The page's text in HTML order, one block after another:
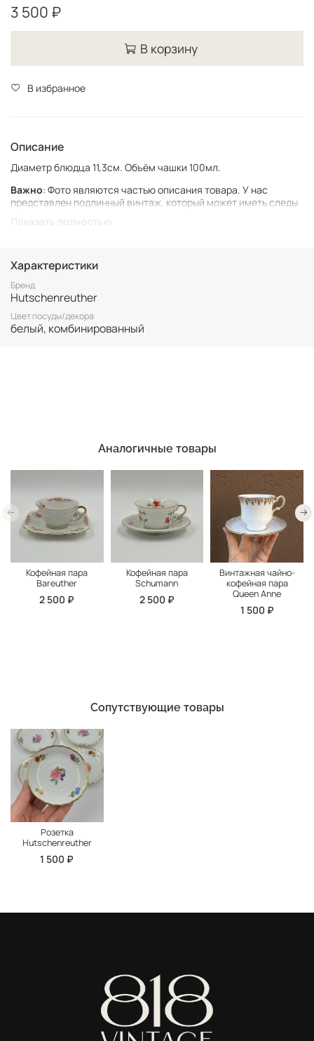
3 500 ₽
В корзину
В избранное
Описание
Диаметр блюдца 11,3см. Объём чашки 100мл.
Важно: Фото являются частью описания товара. У нас
представлен подлинный винтаж, который может иметь следы
Все товары представлены в единственном экземпляре. Бронь
возможна только после 100% оплаты.
Неоплаченные заказы аннулируются.
Показать полностью
Характеристики
Бренд
Hutschenreuther
Цвет посуды/декора
белый, комбинированный
Аналогичные товары
Кофейная пара
Bareuther
2 500 ₽
Кофейная пара
Schumann
2 500 ₽
Винтажная чайно-
кофейная пара
Queen Anne
1 500 ₽
Сопутствующие товары
Розетка
Hutschenreuther
1 500 ₽